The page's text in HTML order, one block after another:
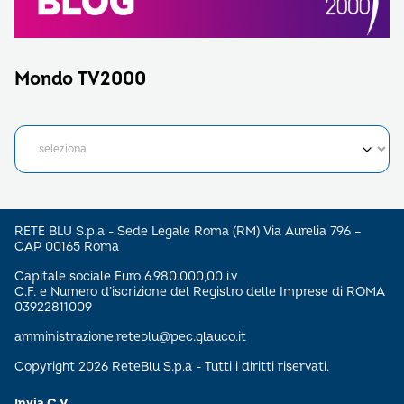
Mondo TV2000
RETE BLU S.p.a - Sede Legale Roma (RM) Via Aurelia 796 –
CAP 00165 Roma
Capitale sociale Euro 6.980.000,00 i.v
C.F. e Numero d’iscrizione del Registro delle Imprese di ROMA
03922811009
amministrazione.reteblu@pec.glauco.it
Copyright 2026 ReteBlu S.p.a - Tutti i diritti riservati.